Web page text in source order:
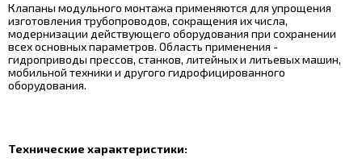
Клапаны модульного монтажа применяются для упрощения
изготовления трубопроводов, сокращения их числа,
модернизации действующего оборудования при сохранении
всех основных параметров. Область применения -
гидроприводы прессов, станков, литейных и литьевых машин,
мобильной техники и другого гидрофицированного
оборудования.
Технические характеристики: